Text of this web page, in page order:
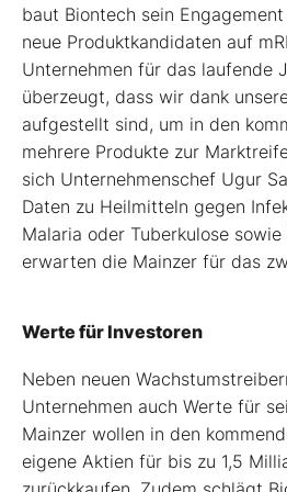
baut Biontech sein
neue Produktkandidaten auf
Unternehmen für das laufende
überzeugt, dass wir dank
aufgestellt sind, um in den
mehrere Produkte zur
sich Unternehmenschef Ugur
Daten zu Heilmitteln gegen
Malaria oder Tuberkulose
erwarten die Mainzer für das
Werte für Investoren
Neben neuen
Unternehmen auch Werte für
Mainzer wollen in den
eigene Aktien für bis zu 1,5